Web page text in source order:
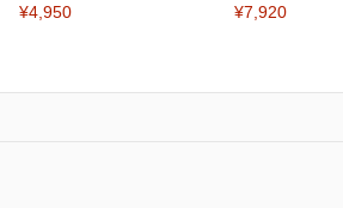
¥4,950 ¥7,920